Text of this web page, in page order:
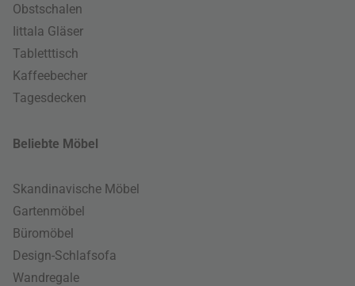
Obstschalen
Iittala Gläser
Tabletttisch
Kaffeebecher
Tagesdecken
Beliebte Möbel
Skandinavische Möbel
Gartenmöbel
Büromöbel
Design-Schlafsofa
Wandregale